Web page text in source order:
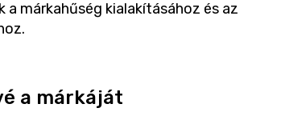
márkahűség kialakításához és az
a márkáját